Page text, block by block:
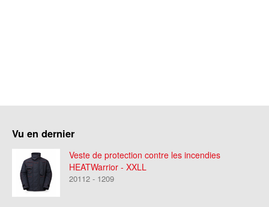
Vu en dernier
Veste de protection contre les incendies
HEATWarrior - XXLL
20112 - 1209